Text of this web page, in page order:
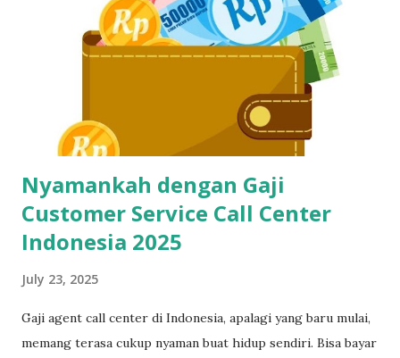
yang gaptek sekalipun. Kenapa Skill Mengetik Itu Penting
Buat CS dan Job Online Lainnya? Di dunia kerja digital
sekarang, kecepatan dan ketepatan adalah segalanya. Gak
cuma buat call center, tapi juga buat virtual assistant, admin
remote, customer service e-commerce, bahkan freelance
data entry. Semuanya butuh skil...
Nyamankah dengan Gaji
Customer Service Call Center
Indonesia 2025
July 23, 2025
Gaji agent call center di Indonesia, apalagi yang baru mulai,
memang terasa cukup nyaman buat hidup sendiri. Bisa bayar